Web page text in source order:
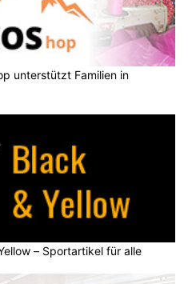
unterstützt Familien in
– Sportartikel für alle